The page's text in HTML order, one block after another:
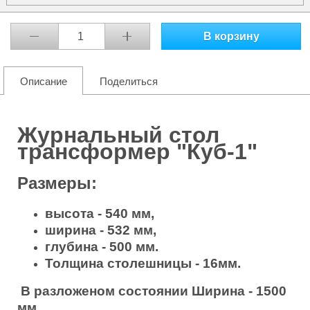
В корзину
Описание Поделиться
Журнальный стол
трансформер "Куб-1"
Размеры:
высота - 540 мм,
ширина - 532 мм,
глубина - 500 мм.
Толщина столешницы - 16мм.
В разложеном состоянии Ширина - 1500